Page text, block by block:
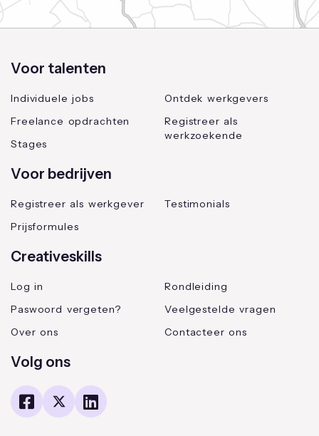
Voor talenten
Individuele jobs
Freelance opdrachten
Stages
Ontdek werkgevers
Registreer als
werkzoekende
Voor bedrijven
Registreer als werkgever
Prijsformules
Testimonials
Creativeskills
Log in
Paswoord vergeten?
Over ons
Rondleiding
Veelgestelde vragen
Contacteer ons
Volg ons